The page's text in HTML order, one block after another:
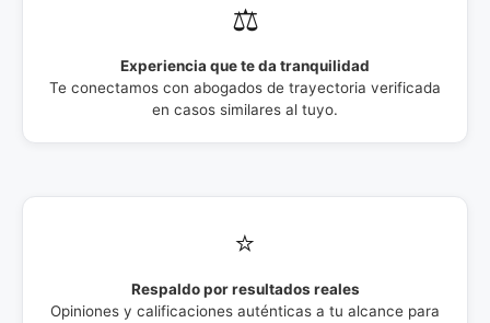
⚖️
Experiencia que te da tranquilidad
Te conectamos con abogados de trayectoria verificada
en casos similares al tuyo.
⭐
Respaldo por resultados reales
Opiniones y calificaciones auténticas a tu alcance para